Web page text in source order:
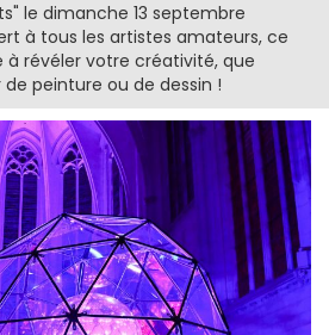
le dimanche 13 septembre
à tous les artistes amateurs, ce
à révéler votre créativité, que
peinture ou de dessin !